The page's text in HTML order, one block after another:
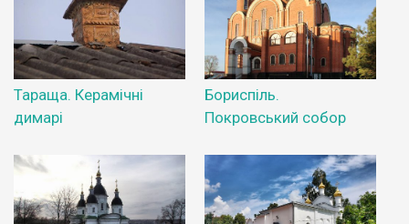
Тараща. Керамічні
димарі
Бориспіль.
Покровський собор